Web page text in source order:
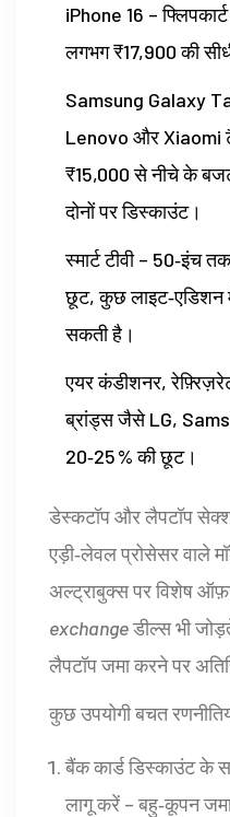
iPhone 16 –
लगभग ₹17,900 की
Samsung Galaxy
Lenovo और Xiaomi
₹15,000 से नीचे के
दोनों पर डिस्काउंट।
स्मार्ट टीवी – 50‑इंच
छूट, कुछ लाइट‑एडिशन
सकती है।
एयर कंडीशनर,
ब्रांड्स जैसे LG,
20‑25 % की छूट।
डेस्कटॉप और लैपटॉप
एड़ी‑लेवल प्रोसेसर वाले
अल्ट्राबुक्स पर विशेष
exchangeडील्स भी
लैपटॉप जमा करने पर
कुछ उपयोगी बचत
बैंक कार्ड डिस्काउंट के
लागू करें – बहु‑कूपन